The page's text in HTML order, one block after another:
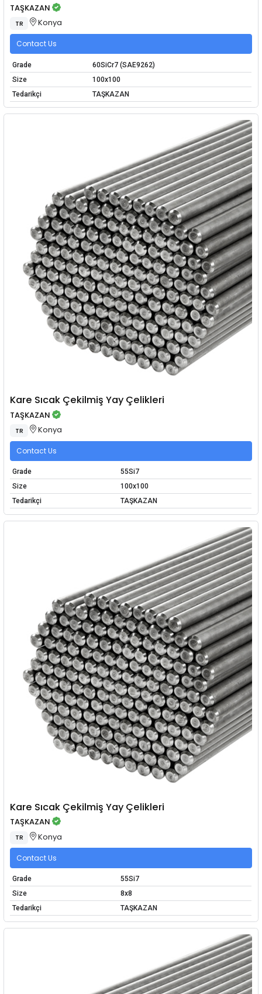
TAŞKAZAN
TR Konya
Contact Us
Grade
60SiCr7 (SAE9262)
Size
100x100
Tedarikçi
TAŞKAZAN
Kare Sıcak Çekilmiş Yay Çelikleri
TAŞKAZAN
TR Konya
Contact Us
Grade
55Si7
Size
100x100
Tedarikçi
TAŞKAZAN
Kare Sıcak Çekilmiş Yay Çelikleri
TAŞKAZAN
TR Konya
Contact Us
Grade
55Si7
Size
8x8
Tedarikçi
TAŞKAZAN